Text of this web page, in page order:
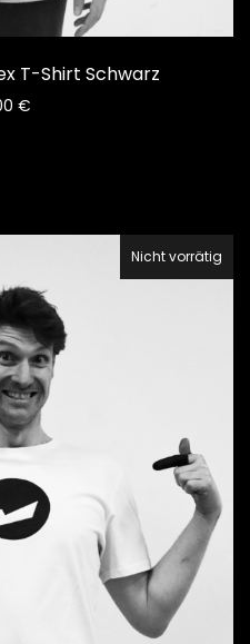
T-Shirt Schwarz
€
Nicht vorrätig